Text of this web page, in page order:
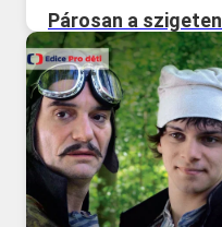
Párosan a szigeten